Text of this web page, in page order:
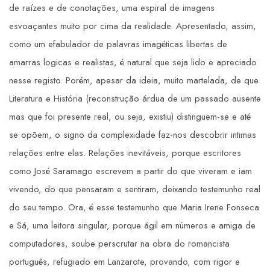
de raízes e de conotações, uma espiral de imagens
esvoaçantes muito por cima da realidade. Apresentado, assim,
como um efabulador de palavras imagéticas libertas de
amarras logicas e realistas, é natural que seja lido e apreciado
nesse registo. Porém, apesar da ideia, muito martelada, de que
Literatura e História (reconstrução árdua de um passado ausente
mas que foi presente real, ou seja, existiu) distinguem-se e até
se opõem, o signo da complexidade faz-nos descobrir intimas
relações entre elas. Relações inevitáveis, porque escritores
como José Saramago escrevem a partir do que viveram e iam
vivendo, do que pensaram e sentiram, deixando testemunho real
do seu tempo. Ora, é esse testemunho que Maria Irene Fonseca
e Sá, uma leitora singular, porque ágil em números e amiga de
computadores, soube perscrutar na obra do romancista
português, refugiado em Lanzarote, provando, com rigor e